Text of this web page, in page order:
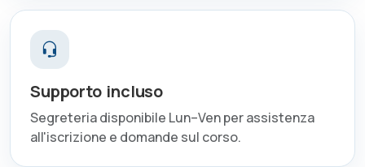
Supporto incluso
Segreteria disponibile Lun–Ven per assistenza
all'iscrizione e domande sul corso.